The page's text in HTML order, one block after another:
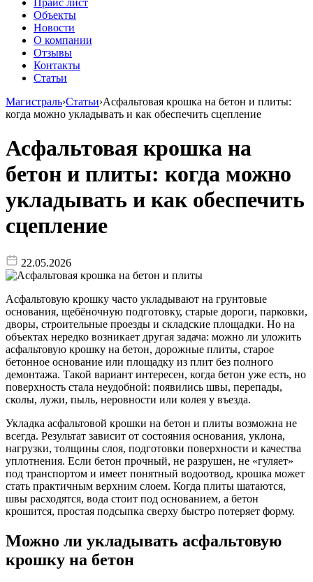
Прайс лист
Объекты
Новости
О компании
Отзывы
Контакты
Статьи
Магистраль›Статьи›Асфальтовая крошка на бетон и плиты:
когда можно укладывать и как обеспечить сцепление
Асфальтовая крошка на
бетон и плиты: когда можно
укладывать и как обеспечить
сцепление
22.05.2026
Асфальтовую крошку часто укладывают на грунтовые
основания, щебёночную подготовку, старые дороги, парковки,
дворы, строительные проезды и складские площадки. Но на
объектах нередко возникает другая задача: можно ли уложить
асфальтовую крошку на бетон, дорожные плиты, старое
бетонное основание или площадку из плит без полного
демонтажа. Такой вариант интересен, когда бетон уже есть, но
поверхность стала неудобной: появились швы, перепады,
сколы, лужи, пыль, неровности или колея у въезда.
Укладка асфальтовой крошки на бетон и плиты возможна не
всегда. Результат зависит от состояния основания, уклона,
нагрузки, толщины слоя, подготовки поверхности и качества
уплотнения. Если бетон прочный, не разрушен, не «гуляет»
под транспортом и имеет понятный водоотвод, крошка может
стать практичным верхним слоем. Когда плиты шатаются,
швы расходятся, вода стоит под основанием, а бетон
крошится, простая подсыпка сверху быстро потеряет форму.
Можно ли укладывать асфальтовую
крошку на бетон